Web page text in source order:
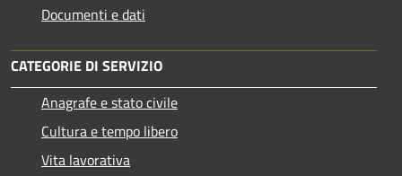
Documenti e dati
CATEGORIE DI SERVIZIO
Anagrafe e stato civile
Cultura e tempo libero
Vita lavorativa